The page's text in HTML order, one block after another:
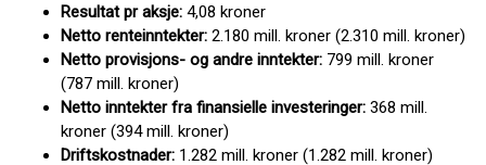
Resultat pr aksje: 4,08 kroner
Netto renteinntekter: 2.180 mill. kroner (2.310 mill. kroner)
Netto provisjons- og andre inntekter: 799 mill. kroner
(787 mill. kroner)
Netto inntekter fra finansielle investeringer: 368 mill.
kroner (394 mill. kroner)
Driftskostnader: 1.282 mill. kroner (1.282 mill. kroner)